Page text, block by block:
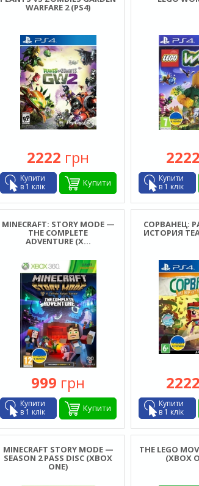
WARFARE 2 (PS4)
2222 грн
Купити
Купити
в 1 клік
2222
Купити
в 1 клік
MINECRAFT: STORY MODE —
THE COMPLETE
ADVENTURE (X...
999 грн
Купити
Купити
в 1 клік
СОРВАНЕЦ:
ИСТОРИЯ
2222
Купити
в 1 клік
MINECRAFT STORY MODE —
SEASON 2 PASS DISC (XBOX
ONE)
THE LEGO
(XBOX